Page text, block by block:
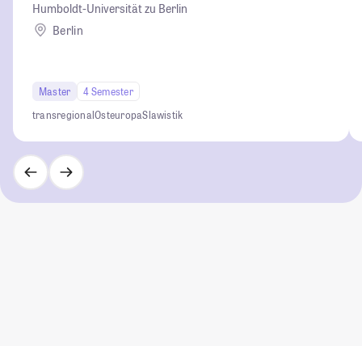
Humboldt-Universität zu Berlin
Berlin
Master
4 Semester
transregionalOsteuropaSlawistik